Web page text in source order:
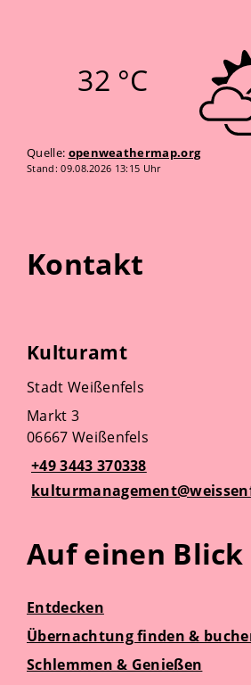
32 °C
Quelle: openweathermap.org
Stand: 09.08.2026 13:15 Uhr
Kontakt
Kulturamt
Stadt Weißenfels
Markt 3
06667 Weißenfels
+49 3443 370338
Auf einen Blick
Entdecken
Übernachtung finden &
Schlemmen & Genießen